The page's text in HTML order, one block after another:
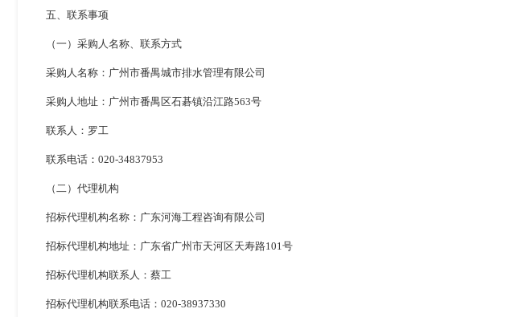
五、联系事项
（一）采购人名称、联系方式
采购人名称：广州市番禺城市排水管理有限公司
采购人地址：广州市番禺区石碁镇沿江路563号
联系人：罗工
联系电话： 020-34837953
（二）代理机构
招标代理机构名称： 广东河海工程咨询有限公司
招标代理机构地址： 广东省广州市天河区天寿路101号
招标代理机构联系人： 蔡工
招标代理机构联系电话： 020-38937330